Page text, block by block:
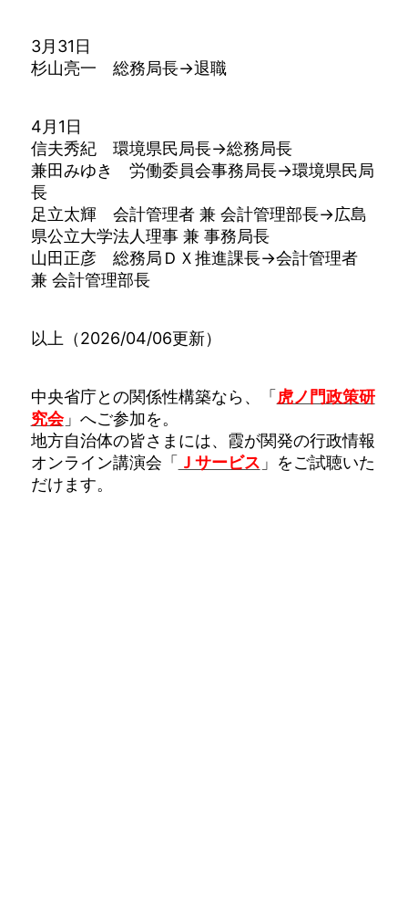
3月31日
杉山亮一 総務局長→退職
4月1日
信夫秀紀 環境県民局長→総務局長
兼田みゆき 労働委員会事務局長→環境県民局
長
足立太輝 会計管理者 兼 会計管理部長→広島
県公立大学法人理事 兼 事務局長
山田正彦 総務局ＤＸ推進課長→会計管理者
兼 会計管理部長
以上（2026/04/06更新）
中央省庁との関係性構築なら、「 虎ノ門政策研
究会」へご参加を。
地方自治体の皆さまには、霞が関発の行政情報
オンライン講演会「 Ｊサービス 」をご試聴いた
だけます。